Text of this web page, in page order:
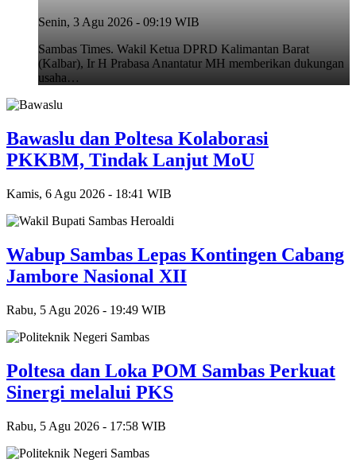
Senin, 3 Agu 2026 - 09:19 WIB
Sambas Times. Wakil Ketua DPRD Kalimantan Barat
(Kalbar), Ir H Prabasa Anantatur MH memberikan dukungan
usaha…
Bawaslu dan Poltesa Kolaborasi
PKKBM, Tindak Lanjut MoU
Kamis, 6 Agu 2026 - 18:41 WIB
Wabup Sambas Lepas Kontingen Cabang
Jambore Nasional XII
Rabu, 5 Agu 2026 - 19:49 WIB
Poltesa dan Loka POM Sambas Perkuat
Sinergi melalui PKS
Rabu, 5 Agu 2026 - 17:58 WIB